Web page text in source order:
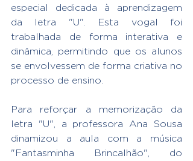
especial dedicada à aprendizagem
da letra "U". Esta vogal foi
trabalhada de forma interativa e
dinâmica, permitindo que os alunos
se envolvessem de forma criativa no
processo de ensino.
Para reforçar a memorização da
letra "U", a professora Ana Sousa
dinamizou a aula com a música
"Fantasminha Brincalhão", do